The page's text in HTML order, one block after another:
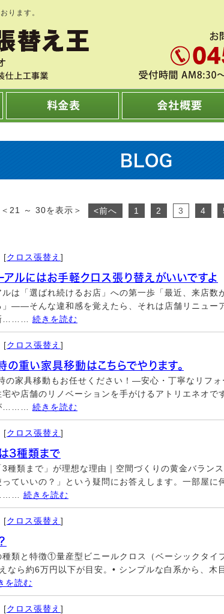
ります。
BLOG
21 ～ 30を表示＞ <前へ 1 2 3 4
[クロス張替え ]
アルにはお手軽クロス張り替えがいいですよ
は「選ばれ続けるお店」への第一歩「最近、来店数
——そんな違和感を覚えたら、それは店舗リニュー
……… 続きを読む
[クロス張替え ]
の重い家具移動はこちらでやります。
家具移動もお任せください！—安心・丁寧なリフォ
や店舗のリノベーションを手がけるアトリエネオで
……… 続きを読む
[クロス張替え ]
3種類まで
種類まで」が理想な理由｜空間づくりの黄金バラン
ていいの？」という疑問にお答えします。一部屋に
……… 続きを読む
[クロス張替え ]
種類と特徴①量産型ビニールクロス（ベーシックタイ
なら約6万円以下が目安。• シンプルな白系から、木
を読む
[クロス張替え ]